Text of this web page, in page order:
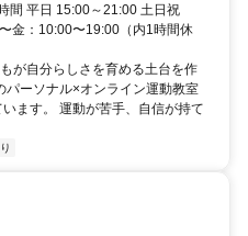
間 平日 15:00～21:00 土日祝
金：10:00〜19:00（内1時間休
が自分らしさを育める土台を作
パーソナル×オンライン運動教室
ます。 運動が苦手、自信が持て